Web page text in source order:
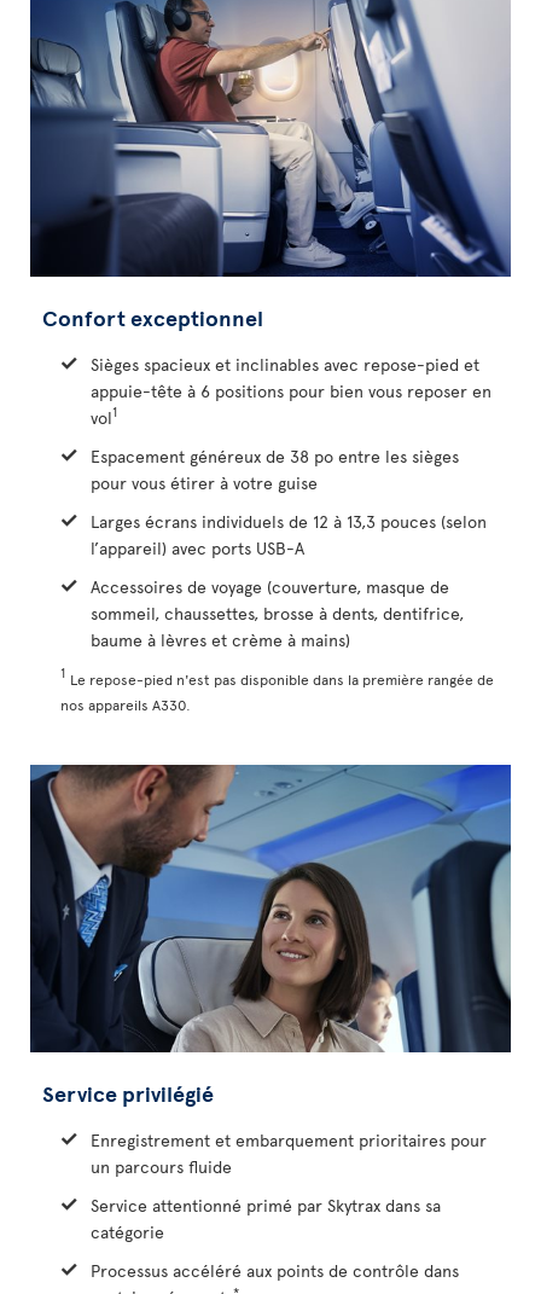
Confort exceptionnel
Sièges spacieux et inclinables avec repose-pied et
appuie-tête à 6 positions pour bien vous reposer en
vol1
Espacement généreux de 38 po entre les sièges
pour vous étirer à votre guise
Larges écrans individuels de 12 à 13,3 pouces (selon
l’appareil) avec ports USB-A
Accessoires de voyage (couverture, masque de
sommeil, chaussettes, brosse à dents, dentifrice,
baume à lèvres et crème à mains)
1 Le repose-pied n'est pas disponible dans la première rangée de
nos appareils A330.
Service privilégié
Enregistrement et embarquement prioritaires pour
un parcours fluide
Service attentionné primé par Skytrax dans sa
catégorie
Processus accéléré aux points de contrôle dans